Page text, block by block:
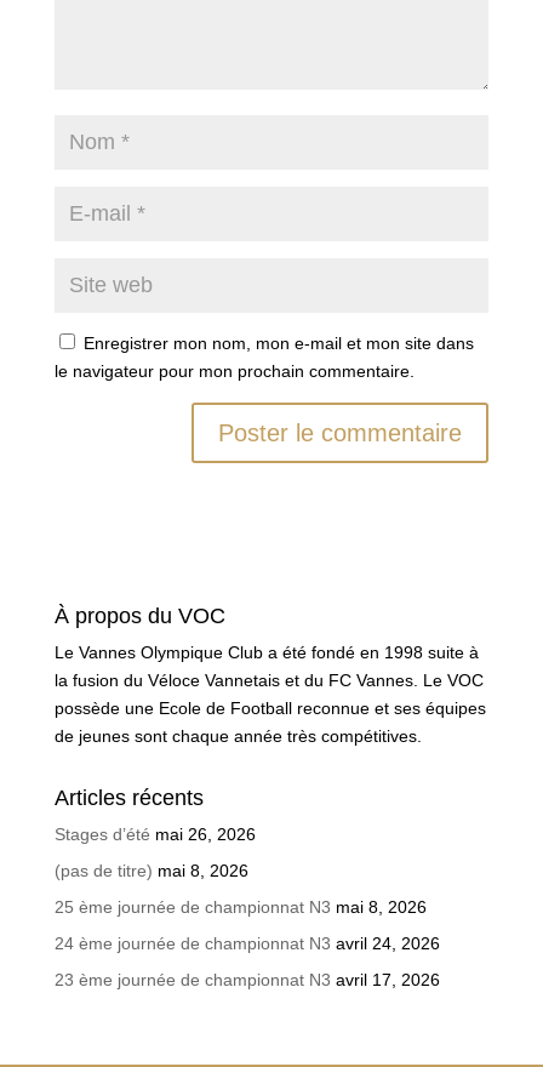
Enregistrer mon nom, mon e-mail et mon site dans
le navigateur pour mon prochain commentaire.
À propos du VOC
Le Vannes Olympique Club a été fondé en 1998 suite à
la fusion du Véloce Vannetais et du FC Vannes. Le VOC
possède une Ecole de Football reconnue et ses équipes
de jeunes sont chaque année très compétitives.
Articles récents
Stages d’été mai 26, 2026
(pas de titre) mai 8, 2026
25 ème journée de championnat N3 mai 8, 2026
24 ème journée de championnat N3 avril 24, 2026
23 ème journée de championnat N3 avril 17, 2026